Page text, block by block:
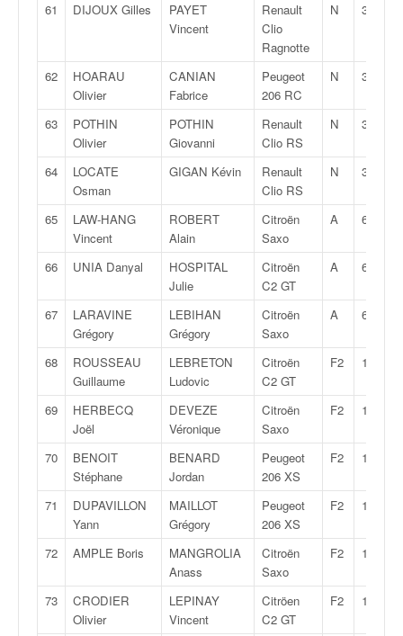
61 DIJOUX Gilles
PAYET
Vincent
Renault
Clio
Ragnotte
N 3
62
HOARAU
Olivier
CANIAN
Fabrice
Peugeot
206 RC
N 3
63
POTHIN
Olivier
POTHIN
Giovanni
Renault
Clio RS
N 3
64
LOCATE
Osman
GIGAN Kévin
Renault
Clio RS
N 3
65
LAW-HANG
Vincent
ROBERT
Alain
Citroën
Saxo
A 6
66 UNIA Danyal
HOSPITAL
Julie
Citroën
C2 GT
A 6
67
LARAVINE
Grégory
LEBIHAN
Grégory
Citroën
Saxo
A 6
68
ROUSSEAU
Guillaume
LEBRETON
Ludovic
Citroën
C2 GT
F2 13
69
HERBECQ
Joël
DEVEZE
Véronique
Citroën
Saxo
F2 13
70
BENOIT
Stéphane
BENARD
Jordan
Peugeot
206 XS
F2 13
71
DUPAVILLON
Yann
MAILLOT
Grégory
Peugeot
206 XS
F2 13
72 AMPLE Boris
MANGROLIA
Anass
Citroën
Saxo
F2 13
73
CRODIER
Olivier
LEPINAY
Vincent
Citröen
C2 GT
F2 13